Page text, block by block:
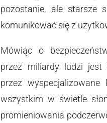
pozostanie, ale starsze
komunikować się z
Mówiąc o
przez miliardy ludzi jest
przez
wszystkim w świetle
promieniowania